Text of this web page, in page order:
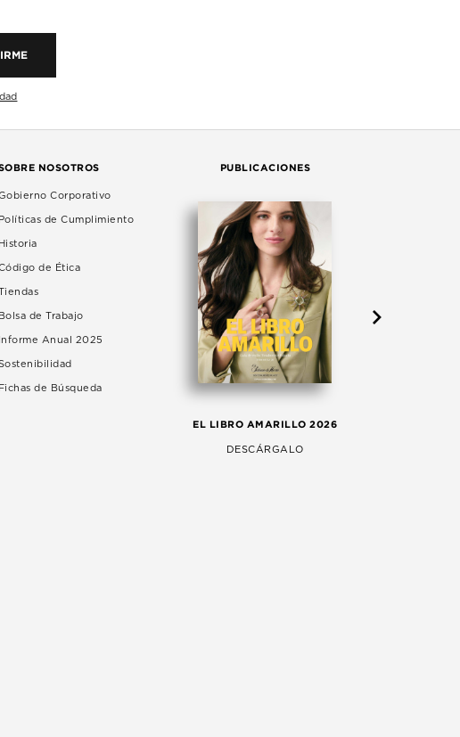
NOSOTROS
Corporativo
Políticas de Cumplimiento
Historia
de Ética
Bolsa de Trabajo
Informe Anual 2025
Fichas de Búsqueda
PUBLICACIONES
EL LIBRO AMARILLO 2026
DESCÁRGALO